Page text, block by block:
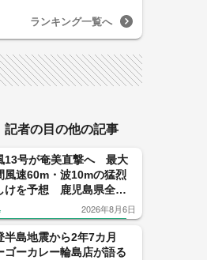
ランキング一覧へ
者の目の他の記事
13号が奄美直撃へ 最大
風速60m・波10mの猛烈
けを予想 鹿児島県全域
でに強風域 気象予報士
2026年8月6日
半島地震から2年7カ月
ゴーカレー輪島店が語る